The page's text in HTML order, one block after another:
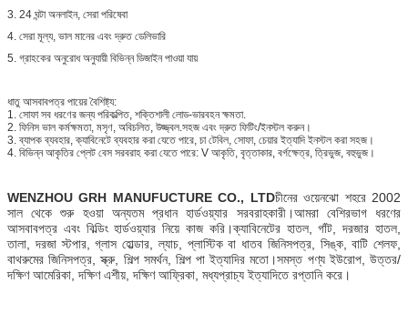
3. 24 ঘন্টা অনলাইন, সেরা পরিষেবা
4. সেরা মূল্য, ভাল মানের এবং দ্রুত ডেলিভারি
5. গ্রাহকের অনুরোধ অনুযায়ী বিভিন্ন ডিজাইন পাওয়া যায়
ধাতু আসবাবপত্র পায়ের বৈশিষ্ট্য:
1. সোফা সব ধরণের জন্য পরিকল্পিত, শক্তিশালী লোড-ভারবহন ক্ষমতা.
2. ফিনিস ভাল কর্মক্ষমতা, মসৃণ, অবিচলিত, উজ্জ্বল.সহজ এবং দ্রুত ফিটিং/ইনস্টল করুন।
3. ব্যাপক ব্যবহার, ক্যাবিনেটে ব্যবহার করা যেতে পারে, চা টেবিল, সোফা, চেয়ার ইত্যাদি ইনস্টল করা সহজ।
4. বিভিন্ন আকৃতির প্লেট বেস সরবরাহ করা যেতে পারে: V আকৃতি, বৃত্তাকার, বর্গক্ষেত্র, ত্রিভুজ, বহুভুজ।
WENZHOU GRH MANUFUCTURE CO., LTDচীনের ওয়েনঝো শহরে 2002
সাল থেকে শুরু হওয়া অন্যতম প্রধান হার্ডওয়্যার সরবরাহকারী।আমরা বেশিরভাগ ধরণের
আসবাবপত্র এবং বিল্ডিং হার্ডওয়্যার নিয়ে কাজ করি।ক্যাবিনেটের হাতল, গাঁট, দরজার হাতল,
তালা, দরজা স্টপার, গ্লাস হোল্ডার, ল্যাচ, প্লাস্টিক বা ধাতব জিনিসপত্র, সিঙ্ক, বাটি শেলফ,
বাথরুমের জিনিসপত্র, স্ক্রু, শিল্প সমর্থন, শিল্প পা ইত্যাদির মতো।সমস্ত পণ্য ইউরোপ, উত্তর/
দক্ষিণ আমেরিকা, দক্ষিণ এশীয়, দক্ষিণ আফ্রিকা, মধ্যপ্রাচ্য ইত্যাদিতে রপ্তানি করে।